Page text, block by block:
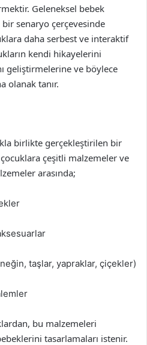
Geleneksel bebek
senaryo çerçevesinde
daha serbest ve interaktif
kendi hikayelerini
geliştirmelerine ve böylece
olanak tanır.
birlikte gerçekleştirilen bir
çocuklara çeşitli malzemeler ve
arasında;
taşlar, yapraklar, çiçekler)
bu malzemeleri
tasarlamaları istenir.